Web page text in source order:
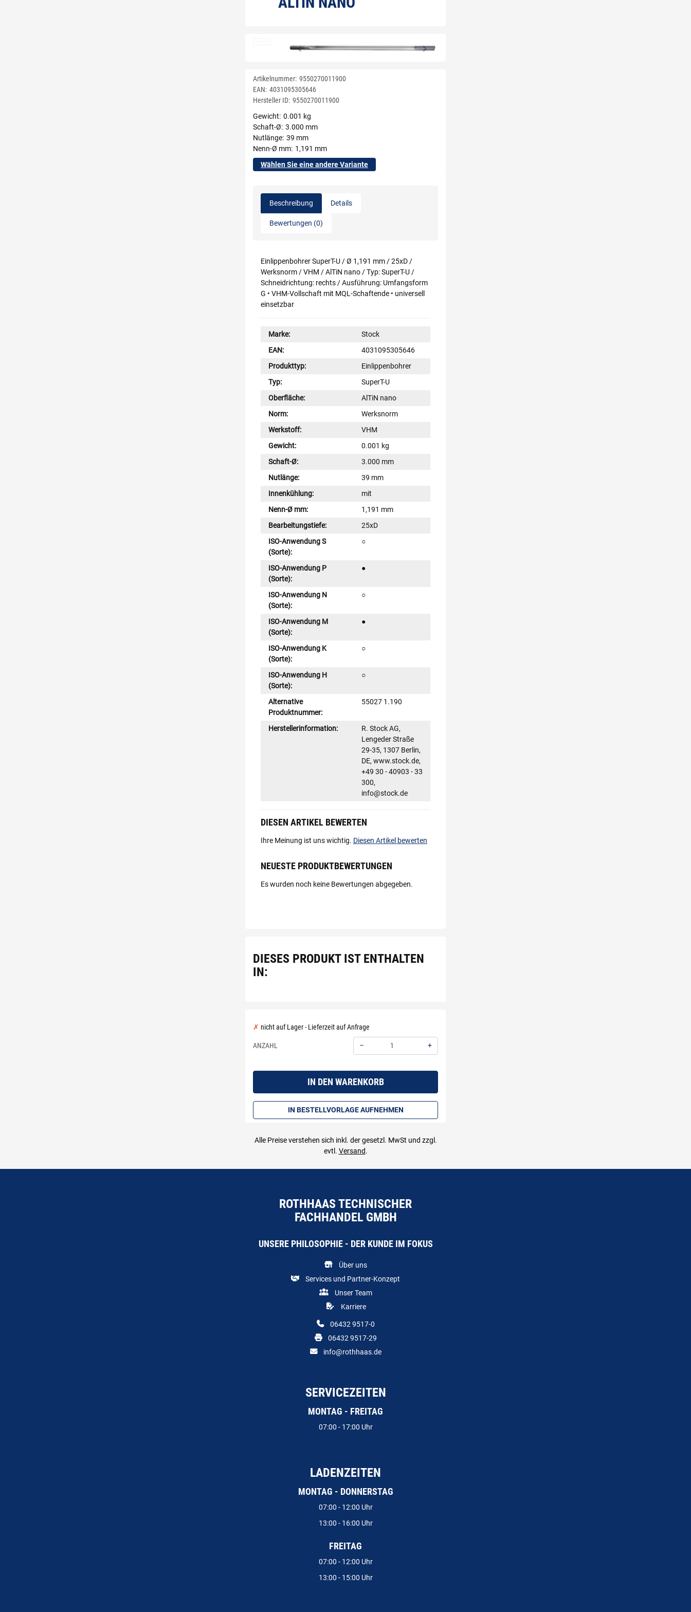
Artikelnummer: 9550270011900
EAN: 4031095305646
Hersteller ID: 9550270011900
Gewicht 0.001 kg
Schaft-Ø 3.000 mm
Nutlänge 39 mm
Nenn-Ø mm 1,191 mm
Wählen Sie eine andere Variante
Beschreibung Details
Bewertungen (0)
Einlippenbohrer SuperT-U / Ø 1,191 mm / 25xD /
Werksnorm / VHM / AlTiN nano / Typ: SuperT-U /
Schneidrichtung: rechts / Ausführung: Umfangsform
G • VHM-Vollschaft mit MQL-Schaftende • universell
einsetzbar
Marke:
Stock
EAN:
4031095305646
Produkttyp:
Einlippenbohrer
Typ:
SuperT-U
Oberfläche:
AlTiN nano
Norm:
Werksnorm
Werkstoff:
VHM
Gewicht:
0.001 kg
Schaft-Ø:
3.000 mm
Nutlänge:
39 mm
Innenkühlung:
mit
Nenn-Ø mm:
1,191 mm
Bearbeitungstiefe:
25xD
ISO-Anwendung S
(Sorte):
○
ISO-Anwendung P
(Sorte):
●
ISO-Anwendung N
(Sorte):
○
ISO-Anwendung M
(Sorte):
●
ISO-Anwendung K
(Sorte):
○
ISO-Anwendung H
(Sorte):
○
Alternative
Produktnummer:
55027 1.190
Herstellerinformation:
R. Stock AG,
Lengeder Straße
29-35, 1307 Berlin,
DE, www.stock.de,
+49 30 - 40903 - 33
300,
info@stock.de
DIESEN ARTIKEL BEWERTEN
Ihre Meinung ist uns wichtig. Diesen Artikel bewerten
NEUESTE PRODUKTBEWERTUNGEN
Es wurden noch keine Bewertungen abgegeben.
DIESES PRODUKT IST ENTHALTEN
IN:
nicht auf Lager - Lieferzeit auf Anfrage
ANZAHL –
+
IN DEN WARENKORB
IN BESTELLVORLAGE AUFNEHMEN
Alle Preise verstehen sich inkl. der gesetzl. MwSt und zzgl.
evtl. Versand.
ROTHHAAS TECHNISCHER
FACHHANDEL GMBH
UNSERE PHILOSOPHIE - DER KUNDE IM FOKUS
Über uns
Services und Partner-Konzept
Unser Team
Karriere
06432 9517-0
06432 9517-29
info@rothhaas.de
SERVICEZEITEN
MONTAG - FREITAG
07:00 - 17:00 Uhr
LADENZEITEN
MONTAG - DONNERSTAG
07:00 - 12:00 Uhr
13:00 - 16:00 Uhr
FREITAG
07:00 - 12:00 Uhr
13:00 - 15:00 Uhr